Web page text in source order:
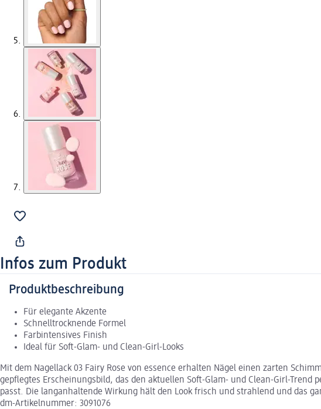
Infos zum Produkt
Produktbeschreibung
Für elegante Akzente
Schnelltrocknende Formel
Farbintensives Finish
Ideal für Soft-Glam- und Clean-Girl-Looks
Mit dem Nagellack 03 Fairy Rose von essence erhalten Nägel einen zarten
gepflegtes Erscheinungsbild, das den aktuellen Soft-Glam- und Clean-Girl-
passt. Die langanhaltende Wirkung hält den Look frisch und strahlend und das
dm-Artikelnummer: 3091076